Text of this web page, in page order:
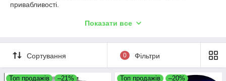
привабливості.
Пристрій складається з наступних частин:
вбудованими світлодіодними лампочками, якими і
Показати все
Сортування 0 Фільтри
Топ продажів –21% Топ продажів –20%